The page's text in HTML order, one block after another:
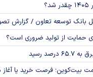
بانک توسعه تعاون / گزارش
حمایت از تولید ضروری است؟
رسید